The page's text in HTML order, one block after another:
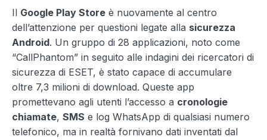
Il Google Play Store è nuovamente al centro
dell’attenzione per questioni legate alla sicurezza
Android. Un gruppo di 28 applicazioni, noto come
“CallPhantom” in seguito alle indagini dei ricercatori di
sicurezza di ESET, è stato capace di accumulare
oltre 7,3 milioni di download. Queste app
promettevano agli utenti l’accesso a cronologie
chiamate, SMS e log WhatsApp di qualsiasi numero
telefonico, ma in realtà fornivano dati inventati dal